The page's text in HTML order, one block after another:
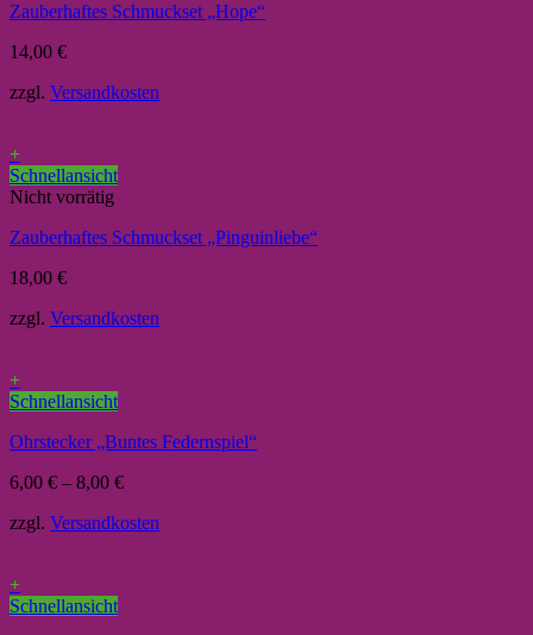
Zauberhaftes Schmuckset „Hope“
14,00 €
zzgl. Versandkosten
+
Schnellansicht
Nicht vorrätig
Zauberhaftes Schmuckset „Pinguinliebe“
18,00 €
zzgl. Versandkosten
+
Schnellansicht
Ohrstecker „Buntes Federnspiel“
6,00 € – 8,00 €
zzgl. Versandkosten
+
Schnellansicht